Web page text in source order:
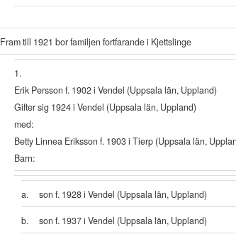
Fram till 1921 bor familjen fortfarande i Kjettslinge
1.
Erik Persson f. 1902 i Vendel (Uppsala län, Uppland)
Gifter sig 1924 i Vendel (Uppsala län, Uppland)
med:
Betty Linnea Eriksson f. 1903 i Tierp (Uppsala län,
Barn:
a. son f. 1928 i Vendel (Uppsala län, Uppland)
b. son f. 1937 i Vendel (Uppsala län, Uppland)